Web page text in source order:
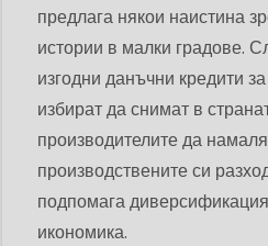
предлага някои наистина
истории в малки градове.
изгодни данъчни кредити
избират да снимат в
производителите да
производствените си
подпомага
икономика.